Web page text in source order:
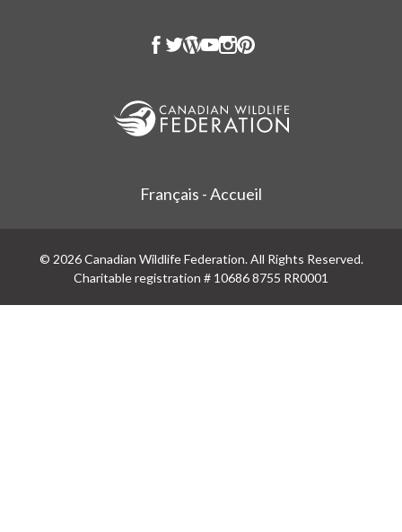
Français - Accueil
© 2026 Canadian Wildlife Federation. All Rights Reserved.
Charitable registration # 10686 8755 RR0001